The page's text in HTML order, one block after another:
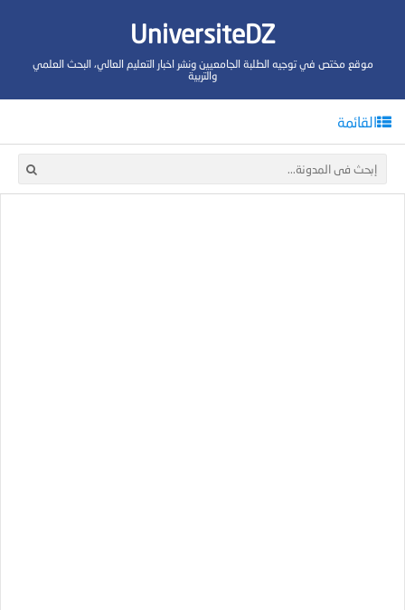
UniversiteDZ
موقع مختص في توجيه الطلبة الجامعيين ونشر اخبار التعليم العالي، البحث العلمي
والتربية
القائمة